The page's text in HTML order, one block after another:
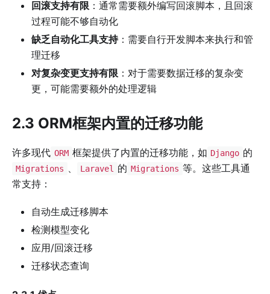
回滚支持有限 ：通常需要额外编写回滚脚本，且回滚
过程可能不够自动化
缺乏自动化工具支持：需要自行开发脚本来执行和管
理迁移
对复杂变更支持有限 ：对于需要数据迁移的复杂变
更，可能需要额外的处理逻辑
2.3 ORM框架内置的迁移功能
许多现代 ORM 框架提供了内置的迁移功能，如 Django 的
Migrations Laravel 的 Migrations 等。这些工具通
常支持：
自动生成迁移脚本
检测模型变化
应用/回滚迁移
迁移状态查询